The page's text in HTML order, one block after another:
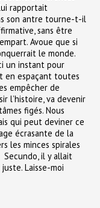
rapportait
son antre tourne-t-il
sans être
Avoue que si
le monde.
un instant pour
en espaçant toutes
empêcher de
l’histoire, va devenir
figés. Nous
qui peut deviner ce
écrasante de la
les minces spirales
il y allait
Laisse-moi